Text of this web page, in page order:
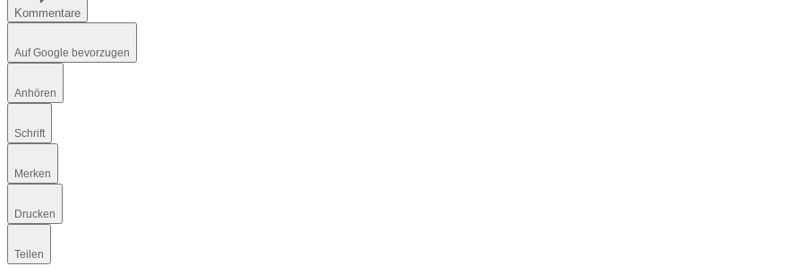
Kommentare
Auf Google bevorzugen
Anhören
Schrift
Merken
Drucken
Teilen